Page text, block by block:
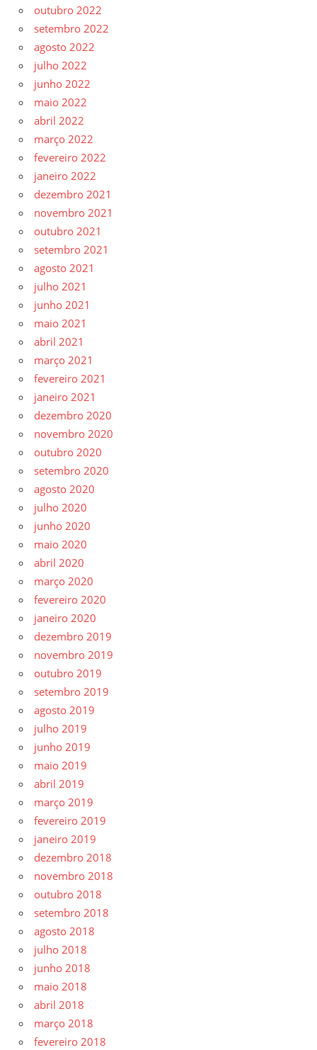
outubro 2022
setembro 2022
agosto 2022
julho 2022
junho 2022
maio 2022
abril 2022
março 2022
fevereiro 2022
janeiro 2022
dezembro 2021
novembro 2021
outubro 2021
setembro 2021
agosto 2021
julho 2021
junho 2021
maio 2021
abril 2021
março 2021
fevereiro 2021
janeiro 2021
dezembro 2020
novembro 2020
outubro 2020
setembro 2020
agosto 2020
julho 2020
junho 2020
maio 2020
abril 2020
março 2020
fevereiro 2020
janeiro 2020
dezembro 2019
novembro 2019
outubro 2019
setembro 2019
agosto 2019
julho 2019
junho 2019
maio 2019
abril 2019
março 2019
fevereiro 2019
janeiro 2019
dezembro 2018
novembro 2018
outubro 2018
setembro 2018
agosto 2018
julho 2018
junho 2018
maio 2018
abril 2018
março 2018
fevereiro 2018